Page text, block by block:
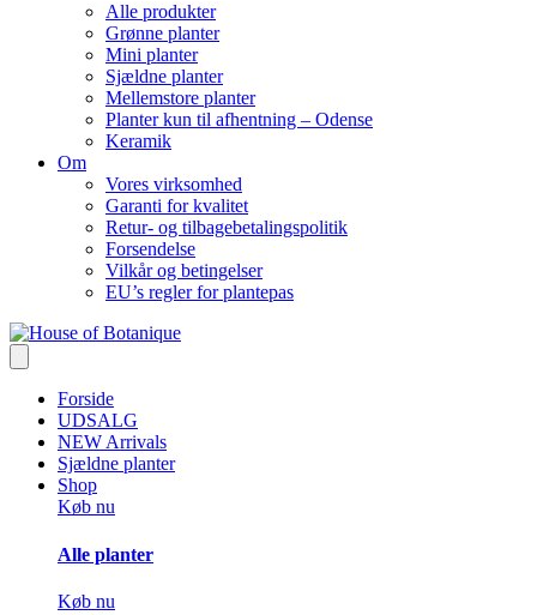
Alle produkter
Grønne planter
Mini planter
Sjældne planter
Mellemstore planter
Planter kun til afhentning – Odense
Keramik
Om
Vores virksomhed
Garanti for kvalitet
Retur- og tilbagebetalingspolitik
Forsendelse
Vilkår og betingelser
EU’s regler for plantepas
Forside
UDSALG
NEW Arrivals
Sjældne planter
Shop
Køb nu
Alle planter
Køb nu